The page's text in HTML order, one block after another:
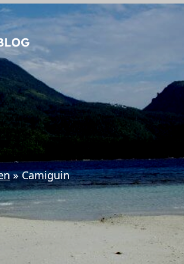
Camiguin